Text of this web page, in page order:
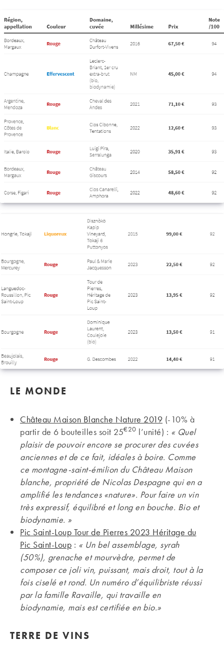
LE MONDE
Château Maison Blanche Nature 2019 (-10% à
partir de 6 bouteilles soit 25€20 l’unité) : « Quel
plaisir de pouvoir encore se procurer des cuvées
anciennes et de ce fait, idéales à boire. Comme
ce montagne-saint-émilion du Château Maison
blanche, propriété de Nicolas Despagne qui en a
amplifié les tendances «nature». Pour faire un vin
très expressif, équilibré et long en bouche. Bio et
biodynamie. »
Pic Saint-Loup Tour de Pierres 2023 Héritage du
Pic Saint-Loup : « Un bel assemblage, syrah
(50%), grenache et mourvèdre, permet de
composer ce joli vin, puissant, mais droit, tout à la
fois ciselé et rond. Un numéro d’équilibriste réussi
par la famille Ravaille, qui travaille en
biodynamie, mais est certifiée en bio.»
TERRE DE VINS